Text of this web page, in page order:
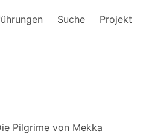
Suche Projekt
Pilgrime von Mekka